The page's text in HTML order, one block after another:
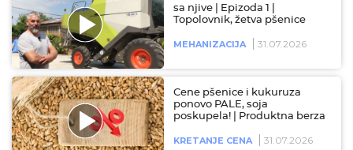
sa njive | Epizoda 1 |
Topolovnik, žetva pšenice
MEHANIZACIJA 31.07.2026
Cene pšenice i kukuruza
ponovo PALE, soja
poskupela! | Produktna berza
KRETANJE CENA 31.07.2026